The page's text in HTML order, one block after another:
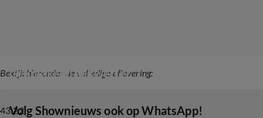
Bekijk hieronder de volledige aflevering:
43:22
Gekmakend gekwetter
‎Volg Shownieuws ook op WhatsApp!